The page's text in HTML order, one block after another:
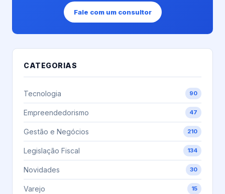
Fale com um consultor
CATEGORIAS
Tecnologia 90
Empreendedorismo 47
Gestão e Negócios 210
Legislação Fiscal 134
Novidades 30
Varejo 15